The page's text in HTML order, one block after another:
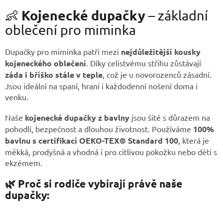
l
á
d
c
p
r
v
v
p
i
s
👶 Kojenecké dupačky– základní
oblečení pro miminka
Dupačky pro miminka patří mezi nejdůležitější kousky
kojeneckého oblečení . Díky celistvému střihu zůstávají
záda i bříško stále v teple , což je u novorozenců zásadní.
Jsou ideální na spaní, hraní i každodenní nošení doma i
venku.
Naše kojenecké dupačky z bavlny jsou šité s důrazem na
pohodlí, bezpečnost a dlouhou životnost. Používáme 100%
bavlnu s certifikací OEKO-TEX® Standard 100 , která je
měkká, prodyšná a vhodná i pro citlivou pokožku nebo děti s
ekzémem.
🌿 Proč si rodiče vybírají právě naše
dupačky: